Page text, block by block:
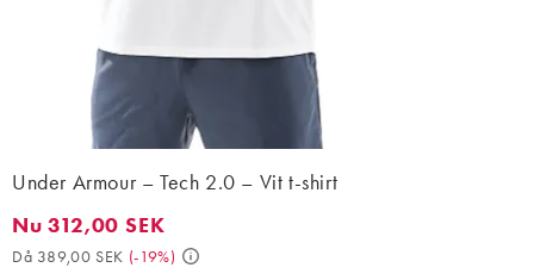
Under Armour – Tech 2.0 – Vit t-shirt
Nu 312,00 SEK. Då 389,00 SEK. (-19%)
Nu 312,00 SEK
Då 389,00 SEK (-19%)